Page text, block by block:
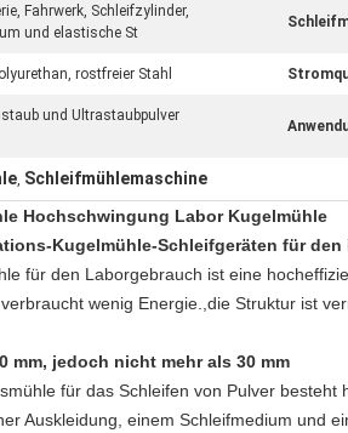
Fahrwerk, Schleifzylinder,
und elastische St
rostfreier Stahl
und Ultrastaubpulver
, Schleifmühlemaschine
Hochschwingung Labor Kugelmühle
Kugelmühle-Schleifgeräten für den
für den Laborgebrauch ist eine
wenig Energie.,die Struktur ist
mm, jedoch nicht mehr als 30 mm
für das Schleifen von Pulver
Auskleidung, einem Schleifmedium und